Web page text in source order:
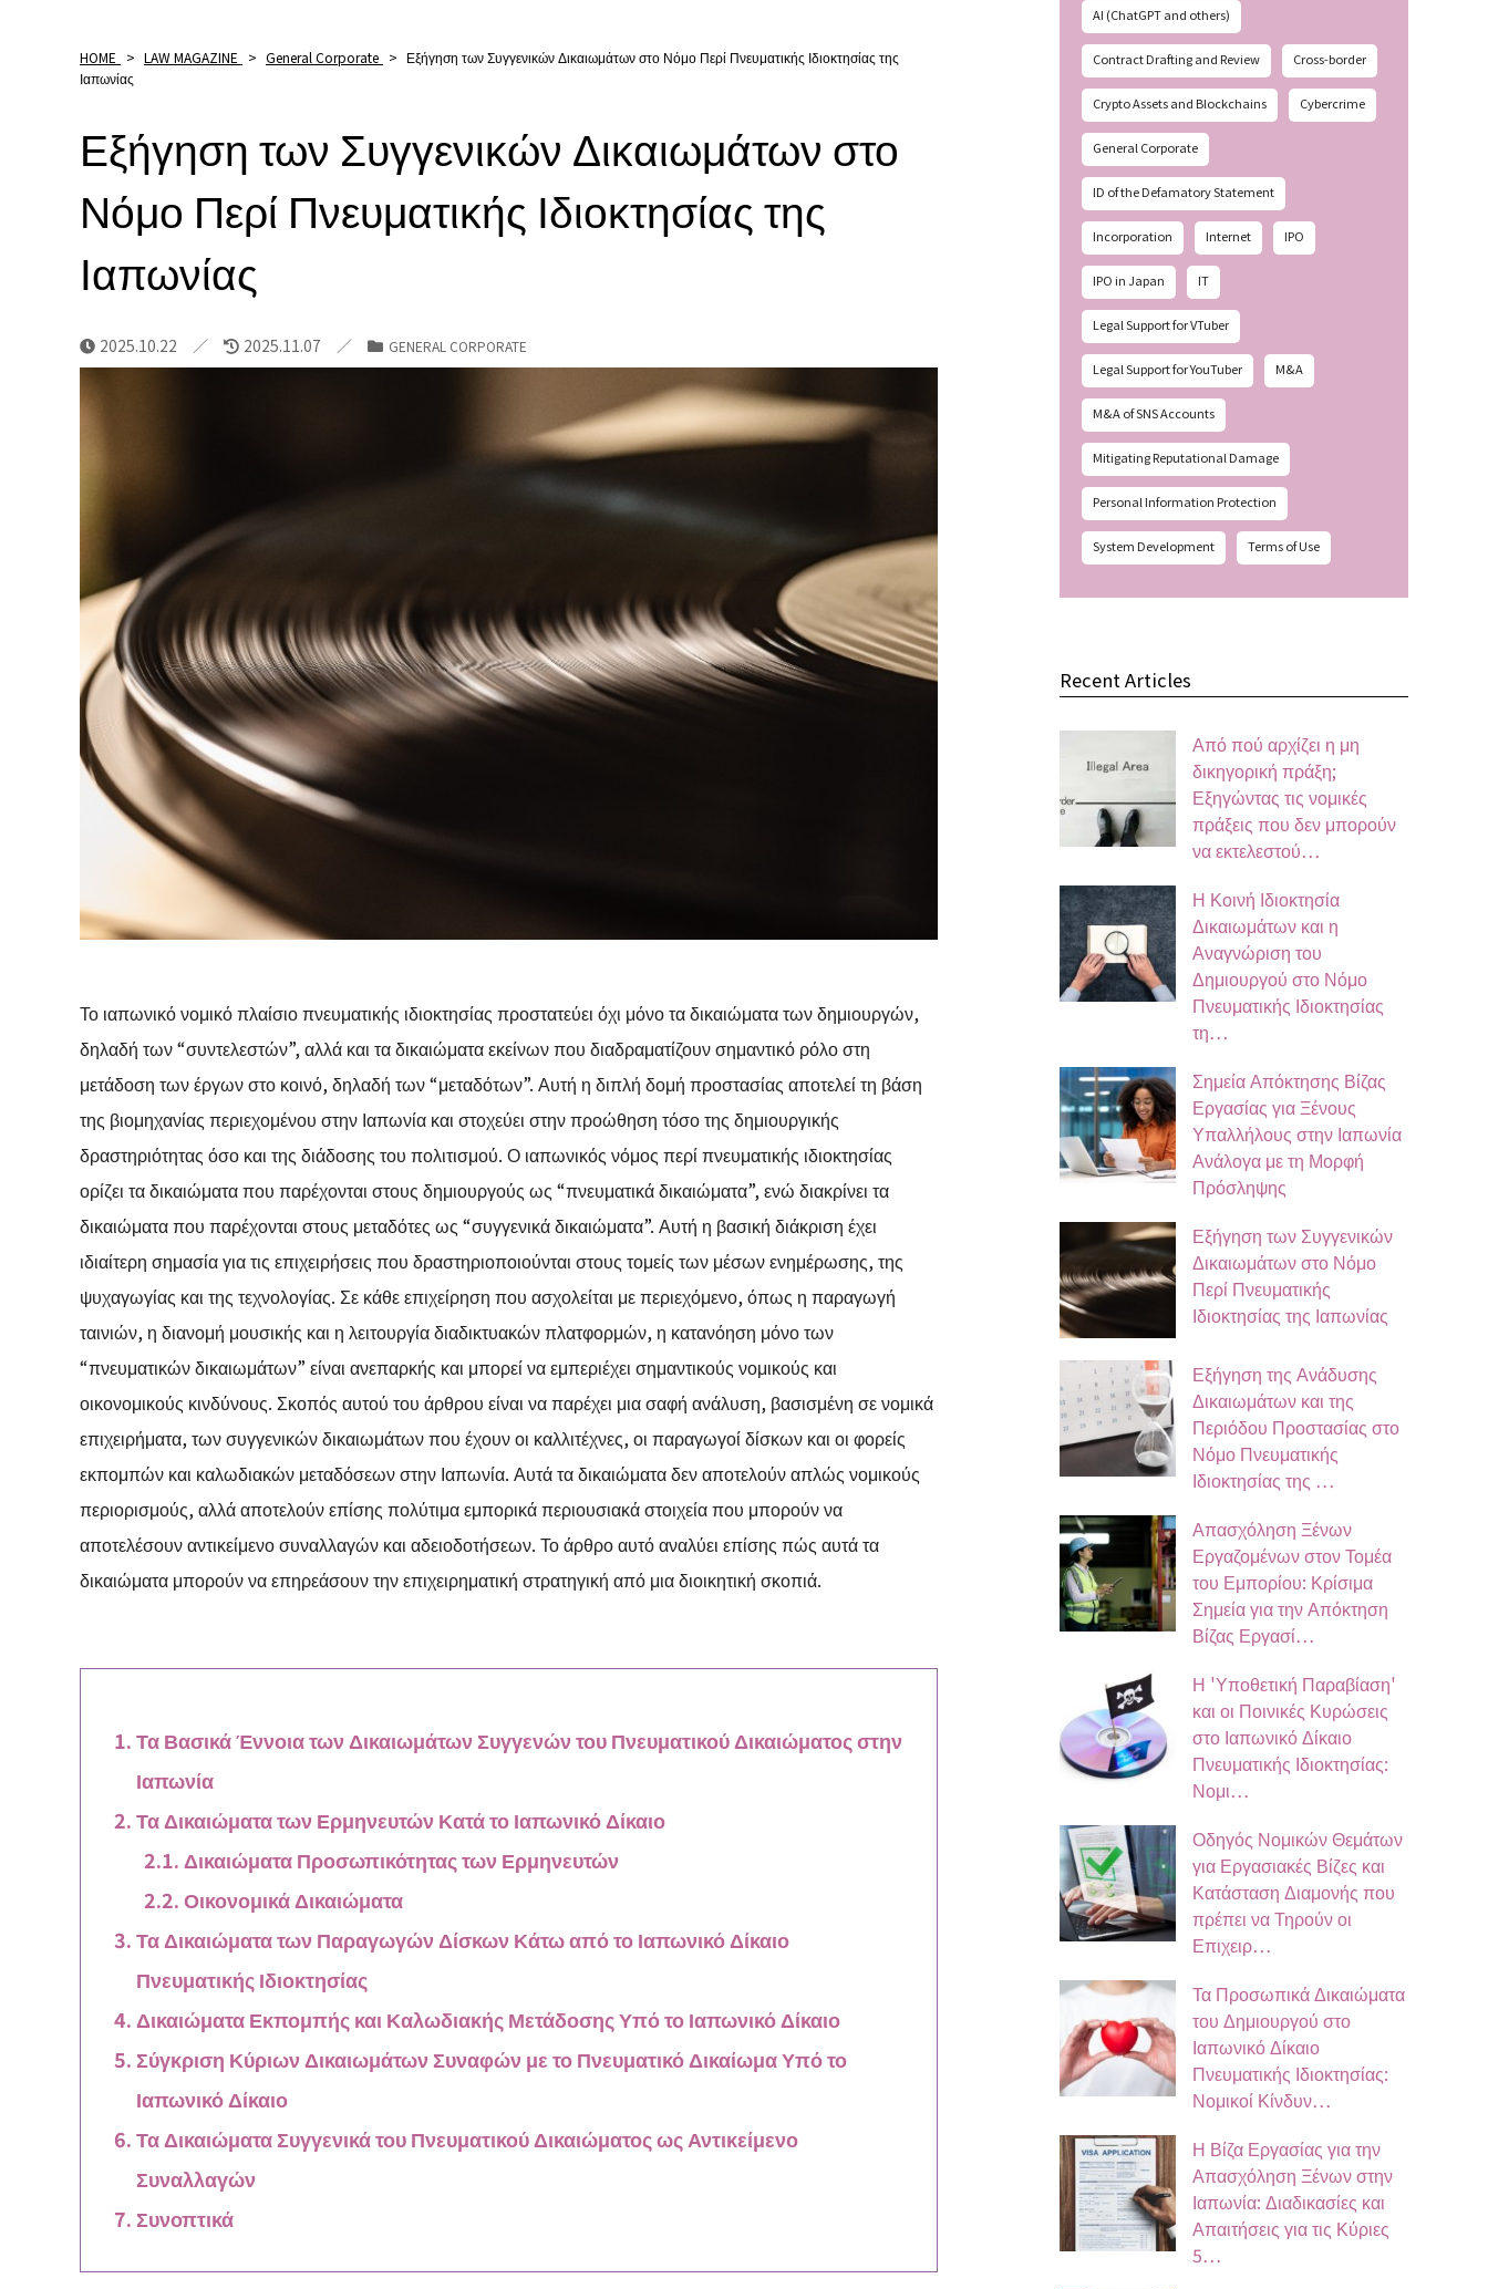
HOME > LAW MAGAZINE > General Corporate > Εξήγηση των Συγγενικών Δικαιωμάτων στο Νόμο Περί Πνευματικής Ιδιοκτησίας της
Ιαπωνίας
Εξήγηση των Συγγενικών Δικαιωμάτων στο
Νόμο Περί Πνευματικής Ιδιοκτησίας της
Ιαπωνίας
2025.10.22 2025.11.07 GENERAL CORPORATE
Το ιαπωνικό νομικό πλαίσιο πνευματικής ιδιοκτησίας προστατεύει όχι μόνο τα δικαιώματα των δημιουργών,
δηλαδή των “συντελεστών”, αλλά και τα δικαιώματα εκείνων που διαδραματίζουν σημαντικό ρόλο στη
μετάδοση των έργων στο κοινό, δηλαδή των “μεταδότων”. Αυτή η διπλή δομή προστασίας αποτελεί τη βάση
της βιομηχανίας περιεχομένου στην Ιαπωνία και στοχεύει στην προώθηση τόσο της δημιουργικής
δραστηριότητας όσο και της διάδοσης του πολιτισμού. Ο ιαπωνικός νόμος περί πνευματικής ιδιοκτησίας
ορίζει τα δικαιώματα που παρέχονται στους δημιουργούς ως “πνευματικά δικαιώματα”, ενώ διακρίνει τα
δικαιώματα που παρέχονται στους μεταδότες ως “συγγενικά δικαιώματα”. Αυτή η βασική διάκριση έχει
ιδιαίτερη σημασία για τις επιχειρήσεις που δραστηριοποιούνται στους τομείς των μέσων ενημέρωσης, της
ψυχαγωγίας και της τεχνολογίας. Σε κάθε επιχείρηση που ασχολείται με περιεχόμενο, όπως η παραγωγή
ταινιών, η διανομή μουσικής και η λειτουργία διαδικτυακών πλατφορμών, η κατανόηση μόνο των
“πνευματικών δικαιωμάτων” είναι ανεπαρκής και μπορεί να εμπεριέχει σημαντικούς νομικούς και
οικονομικούς κινδύνους. Σκοπός αυτού του άρθρου είναι να παρέχει μια σαφή ανάλυση, βασισμένη σε νομικά
επιχειρήματα, των συγγενικών δικαιωμάτων που έχουν οι καλλιτέχνες, οι παραγωγοί δίσκων και οι φορείς
εκπομπών και καλωδιακών μεταδόσεων στην Ιαπωνία. Αυτά τα δικαιώματα δεν αποτελούν απλώς νομικούς
περιορισμούς, αλλά αποτελούν επίσης πολύτιμα εμπορικά περιουσιακά στοιχεία που μπορούν να
αποτελέσουν αντικείμενο συναλλαγών και αδειοδοτήσεων. Το άρθρο αυτό αναλύει επίσης πώς αυτά τα
δικαιώματα μπορούν να επηρεάσουν την επιχειρηματική στρατηγική από μια διοικητική σκοπιά.
Τα Βασικά Έννοια των Δικαιωμάτων Συγγενών του Πνευματικού Δικαιώματος στην
Ιαπωνία
Τα Δικαιώματα των Ερμηνευτών Κατά το Ιαπωνικό Δίκαιο
Δικαιώματα Προσωπικότητας των Ερμηνευτών
Οικονομικά Δικαιώματα
Τα Δικαιώματα των Παραγωγών Δίσκων Κάτω από το Ιαπωνικό Δίκαιο
Πνευματικής Ιδιοκτησίας
Δικαιώματα Εκπομπής και Καλωδιακής Μετάδοσης Υπό το Ιαπωνικό Δίκαιο
Σύγκριση Κύριων Δικαιωμάτων Συναφών με το Πνευματικό Δικαίωμα Υπό το
Ιαπωνικό Δίκαιο
Τα Δικαιώματα Συγγενικά του Πνευματικού Δικαιώματος ως Αντικείμενο
Συναλλαγών
Συνοπτικά
AI (ChatGPT and others)
Contract Drafting and Review Cross-border
Crypto Assets and Blockchains Cybercrime
General Corporate
ID of the Defamatory Statement
Incorporation Internet IPO
IPO in Japan IT
Legal Support for VTuber
Legal Support for YouTuber M&A
M&A of SNS Accounts
Mitigating Reputational Damage
Personal Information Protection
System Development Terms of Use
Recent Articles
Από πού αρχίζει η μη
δικηγορική πράξη;
Εξηγώντας τις νομικές
πράξεις που δεν μπορούν
να εκτελεστού…
Η Κοινή Ιδιοκτησία
Δικαιωμάτων και η
Αναγνώριση του
Δημιουργού στο Νόμο
Πνευματικής Ιδιοκτησίας
τη…
Σημεία Απόκτησης Βίζας
Εργασίας για Ξένους
Υπαλλήλους στην Ιαπωνία
Ανάλογα με τη Μορφή
Πρόσληψης
Εξήγηση των Συγγενικών
Δικαιωμάτων στο Νόμο
Περί Πνευματικής
Ιδιοκτησίας της Ιαπωνίας
Εξήγηση της Ανάδυσης
Δικαιωμάτων και της
Περιόδου Προστασίας στο
Νόμο Πνευματικής
Ιδιοκτησίας της …
Απασχόληση Ξένων
Εργαζομένων στον Τομέα
του Εμπορίου: Κρίσιμα
Σημεία για την Απόκτηση
Βίζας Εργασί…
Η 'Υποθετική Παραβίαση'
και οι Ποινικές Κυρώσεις
στο Ιαπωνικό Δίκαιο
Πνευματικής Ιδιοκτησίας:
Νομι…
Οδηγός Νομικών Θεμάτων
για Εργασιακές Βίζες και
Κατάσταση Διαμονής που
πρέπει να Τηρούν οι
Επιχειρ…
Τα Προσωπικά Δικαιώματα
του Δημιουργού στο
Ιαπωνικό Δίκαιο
Πνευματικής Ιδιοκτησίας:
Νομικοί Κίνδυν…
Η Βίζα Εργασίας για την
Απασχόληση Ξένων στην
Ιαπωνία: Διαδικασίες και
Απαιτήσεις για τις Κύριες
5…